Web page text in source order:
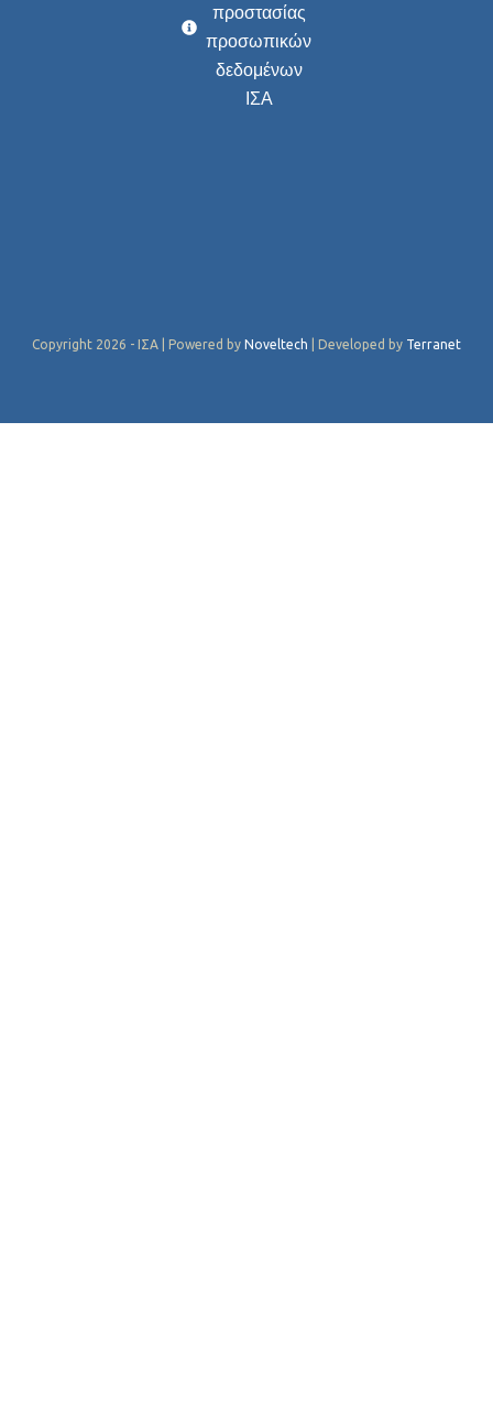
προστασίας
προσωπικών
δεδομένων
ΙΣΑ
Copyright 2026 - ΙΣΑ | Powered by Noveltech | Developed by Terranet